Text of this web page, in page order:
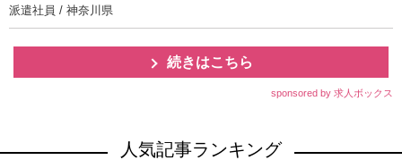
派遣社員 / 神奈川県
続きはこちら
sponsored by 求人ボックス
人気記事ランキング